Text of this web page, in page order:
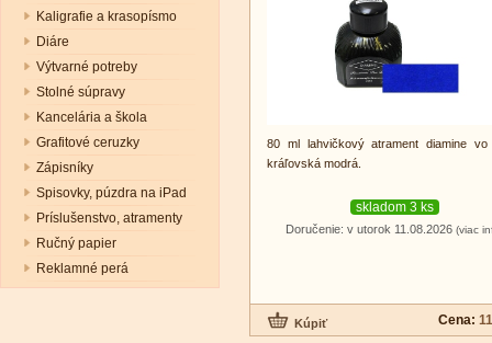
Kaligrafie a krasopísmo
Diáre
Výtvarné potreby
Stolné súpravy
Kancelária a škola
Grafitové ceruzky
Zápisníky
Spisovky, púzdra na iPad
Príslušenstvo, atramenty
Ručný papier
Reklamné perá
80 ml lahvičkový atrament diamine vo
kráľovská modrá
skladom 3 ks
Doručenie: v utorok 11.08.2026 (viac
Cena: